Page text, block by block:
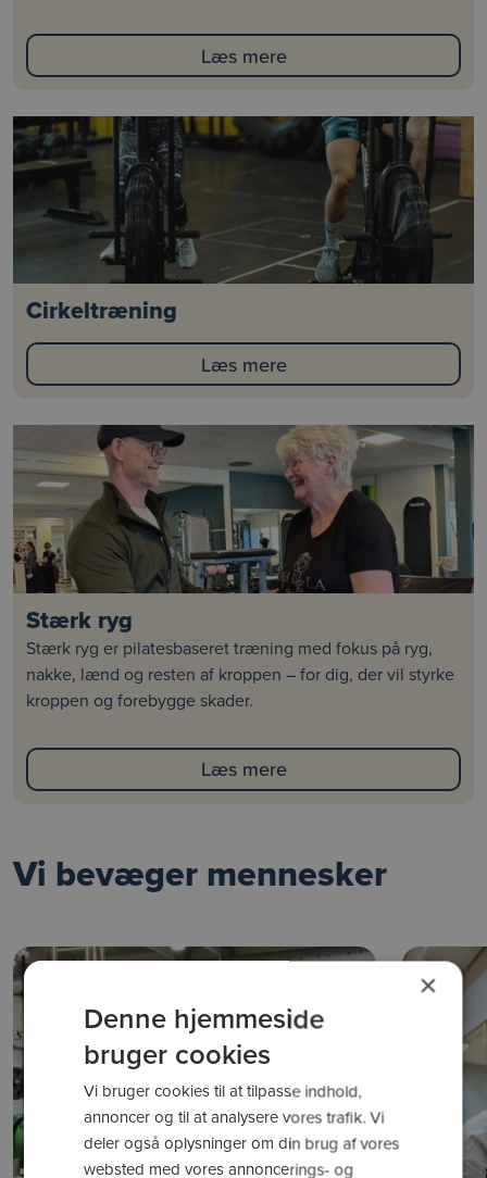
Læs mere
Cirkeltræning
Læs mere
Stærk ryg
Stærk ryg er pilatesbaseret træning med fokus på ryg,
nakke, lænd og resten af kroppen – for dig, der vil styrke
kroppen og forebygge skader.
Læs mere
Vi bevæger mennesker
×
Denne hjemmeside
bruger cookies
Vi bruger cookies til at tilpasse indhold,
annoncer og til at analysere vores trafik. Vi
deler også oplysninger om din brug af vores
websted med vores annoncerings- og